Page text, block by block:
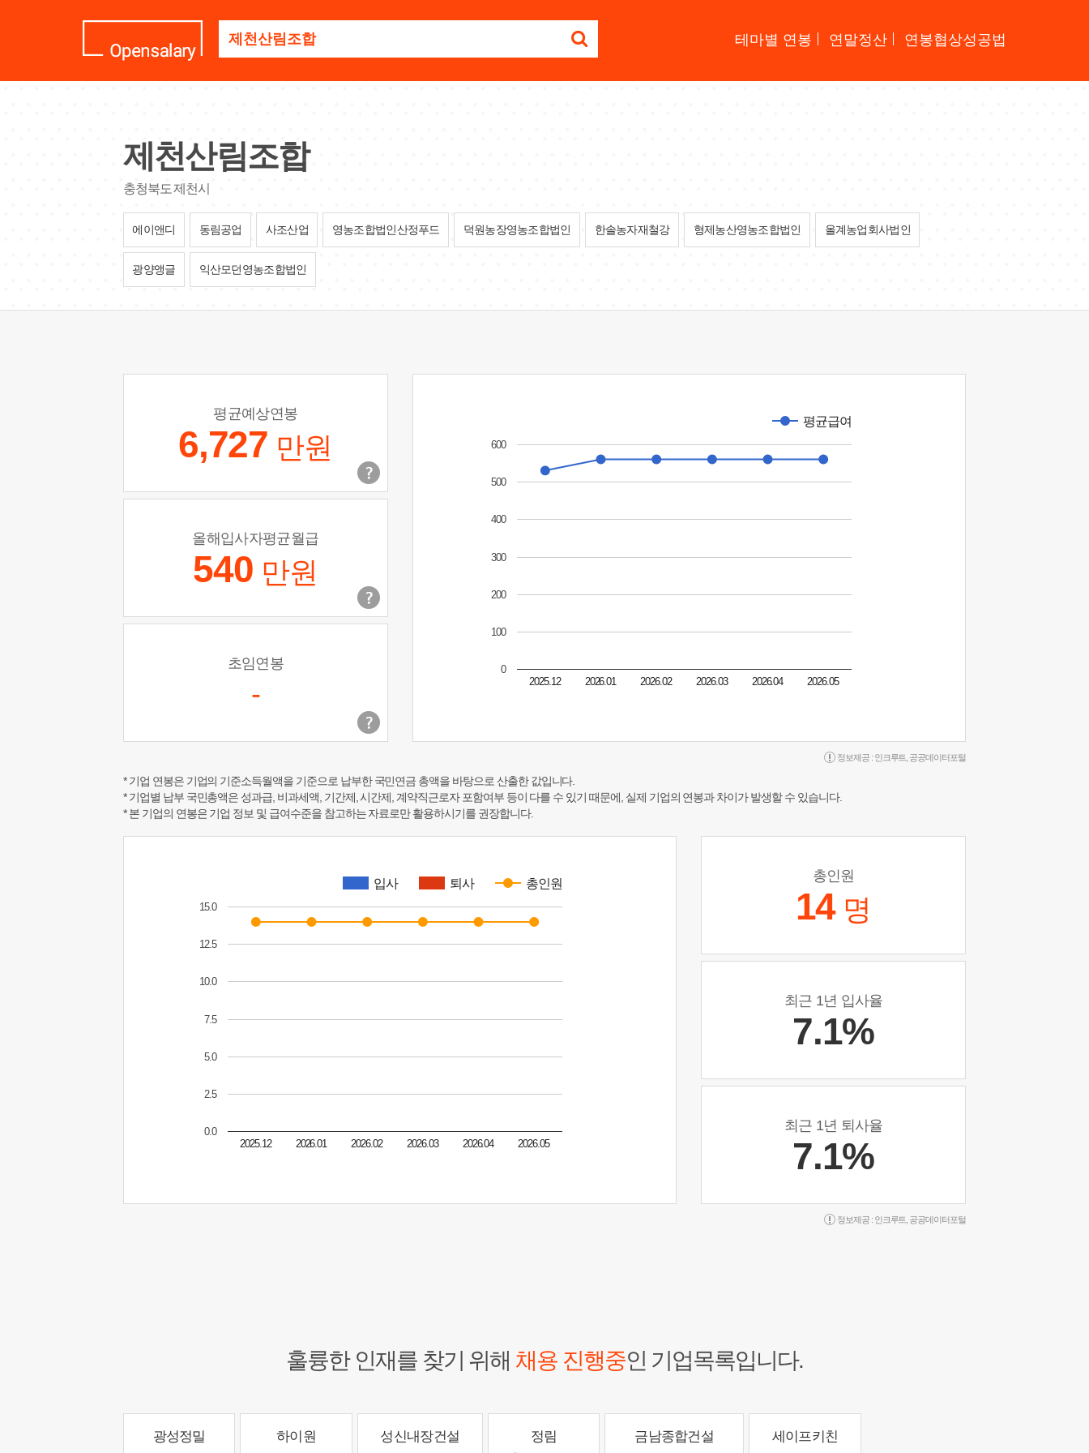
업
명
세
요
테마별 연봉 연말정산 연봉협상성공법
제천산림조합
충청북도 제천시
에이앤디 동림공업 사조산업 영농조합법인산정푸드 덕원농장영농조합법인 한솔농자재철강 형제농산영농조합법인 올계농업회사법인
광양앵글 익산모던영농조합법인
평균예상연봉
6,727 만원
올해입사자평균월급
540 만원
초임연봉
-
평균급여
2025.12 2026.01 2026.02 2026.03 2026.04 2026.05
0
100
200
300
400
500
600
정보제공 : 인크루트 공공데이터포털
* 기업 연봉은 기업의 기준소득월액을 기준으로 납부한 국민연금 총액을 바탕으로 산출한 값입니다.
* 기업별 납부 국민총액은 성과급, 비과세액, 기간제, 시간제, 계약직근로자 포함여부 등이 다를 수 있기 때문에, 실제 기업의 연봉과 차이가 발생할 수 있습니다.
* 본 기업의 연봉은 기업 정보 및 급여수준을 참고하는 자료로만 활용하시기를 권장합니다.
입사 퇴사 총인원
2025.12 2026.01 2026.02 2026.03 2026.04 2026.05
0.0
2.5
5.0
7.5
10.0
12.5
15.0
총인원
14 명
최근 1년 입사율
7.1%
최근 1년 퇴사율
7.1%
정보제공 : 인크루트 공공데이터포털
훌륭한 인재를 찾기 위해 채용 진행중인 기업목록입니다.
광성정밀 하이원 성신내장건설 정림 금남종합건설 세이프키친